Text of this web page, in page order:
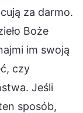
za darmo.
Boże
im swoją
czy
Jeśli
sposób,